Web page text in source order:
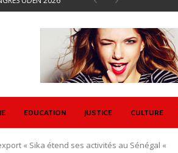
SYNDICALES AVRIL
CONTRE ETAT
SE DOTE D’UN
EDUCATION JUSTICE CULTURE
« Sika étend ses activités au Sénégal «